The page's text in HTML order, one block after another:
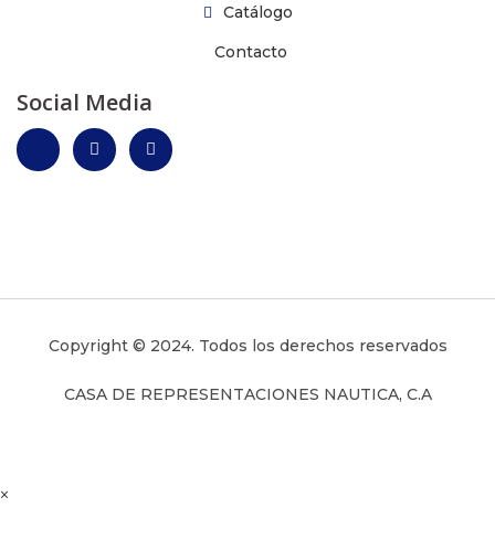
Catálogo
Contacto
Social Media
Copyright © 2024. Todos los derechos reservados
CASA DE REPRESENTACIONES NAUTICA, C.A
×